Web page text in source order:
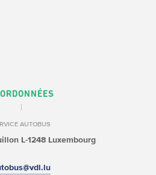
AUTOBUS
L-1248 Luxembourg